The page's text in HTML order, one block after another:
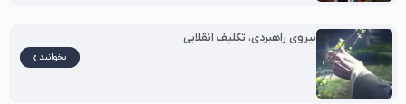
نیروی راهبردی، تکلیف انقلابی
بخوانید